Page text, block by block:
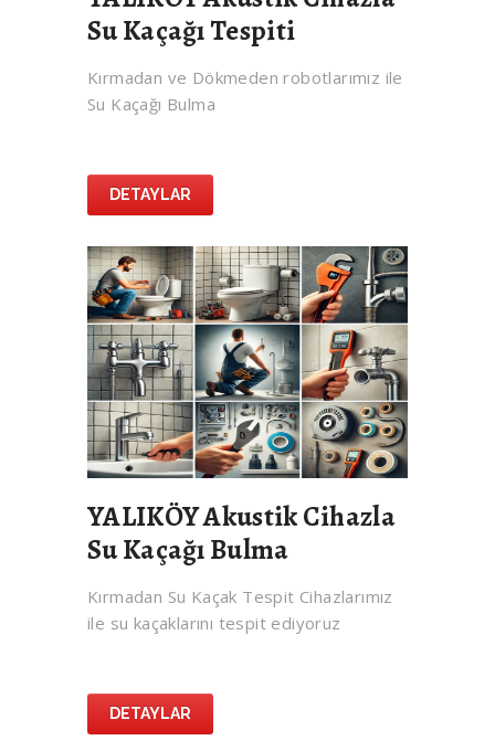
Su Kaçağı Tespiti
Kırmadan ve Dökmeden robotlarımız ile
Su Kaçağı Bulma
DETAYLAR
YALIKÖY Akustik Cihazla
Su Kaçağı Bulma
Kırmadan Su Kaçak Tespit Cihazlarımız
ile su kaçaklarını tespit ediyoruz
DETAYLAR